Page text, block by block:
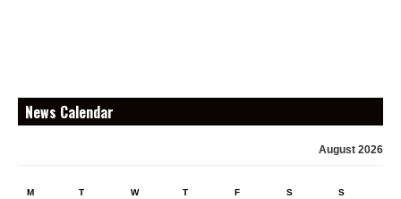
News Calendar
August 2026
M T W T F S S